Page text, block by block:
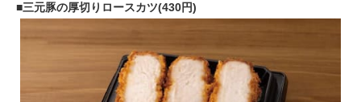
三元豚の厚切りロースカツ(430円)